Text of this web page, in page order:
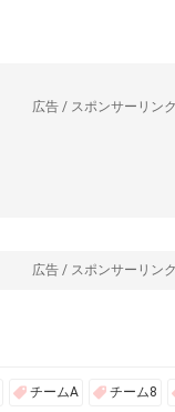
広告 / スポンサーリンク
広告 / スポンサーリンク
チームA チーム8